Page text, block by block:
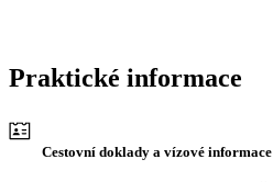
Praktické informace
Cestovní doklady a vízové informace